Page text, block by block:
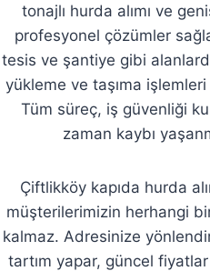
tonajlı hurda alımı ve
profesyonel çözümler
tesis ve şantiye gibi
yükleme ve taşıma
Tüm süreç, iş güvenliği
zaman kaybı
Çiftlikköy kapıda hurda
müşterilerimizin herhangi
kalmaz. Adresinize
tartım yapar, güncel